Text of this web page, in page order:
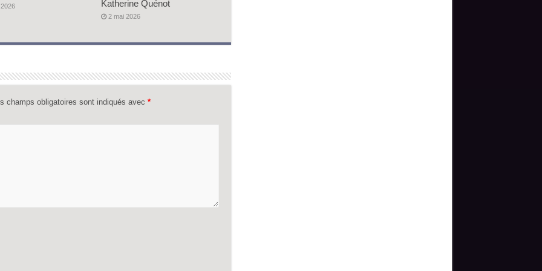
Katherine Quénot
2 mai 2026
champs obligatoires sont indiqués avec *